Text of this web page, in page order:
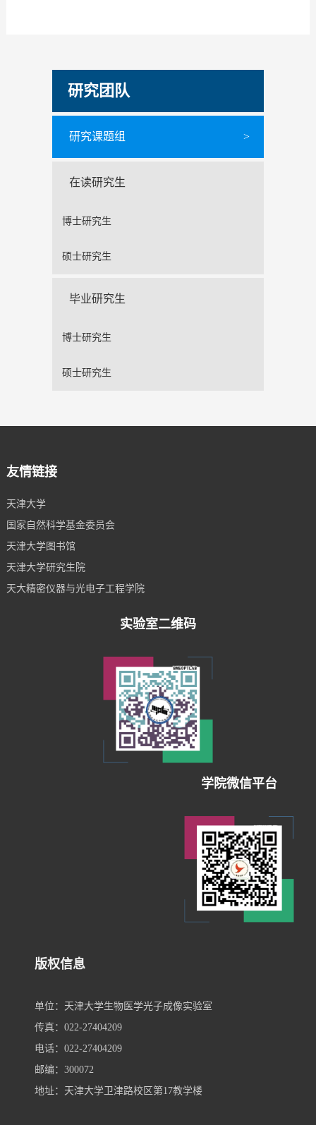
研究团队
研究课题组 >
在读研究生
博士研究生
硕士研究生
毕业研究生
博士研究生
硕士研究生
友情链接
天津大学
国家自然科学基金委员会
天津大学图书馆
天津大学研究生院
天大精密仪器与光电子工程学院
实验室二维码
学院微信平台
版权信息
单位：天津大学生物医学光子成像实验室
传真：022-27404209
电话：022-27404209
邮编：300072
地址：天津大学卫津路校区第17教学楼